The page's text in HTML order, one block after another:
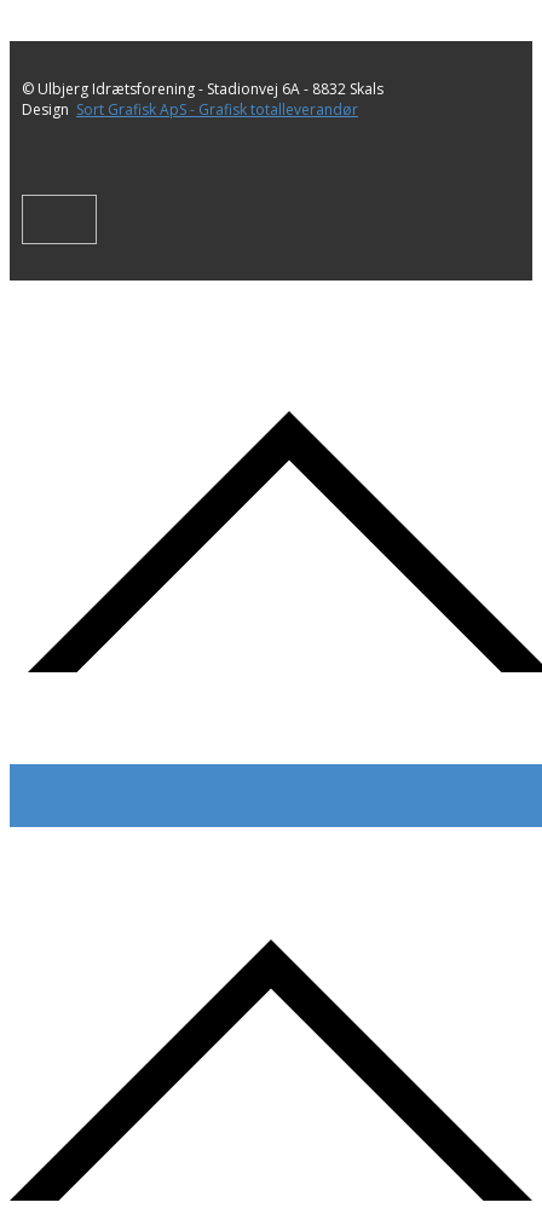
© Ulbjerg Idrætsforening - ​Stadionvej 6A - 8832 Skals
Design Sort Grafisk ApS - Grafisk totalleverandør